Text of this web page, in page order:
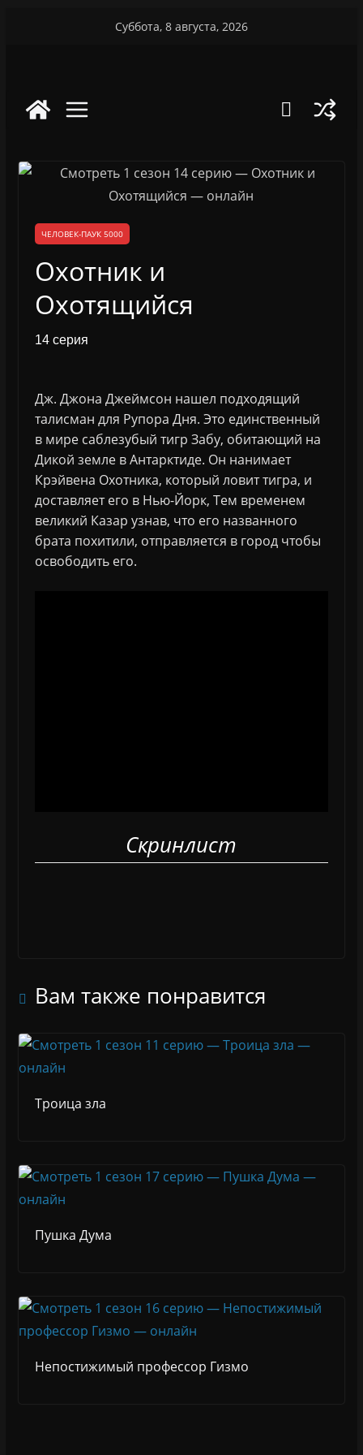
Суббота, 8 августа, 2026
ЧЕЛОВЕК-ПАУК 5000
Охотник и
Охотящийся
14 серия
Дж. Джона Джеймсон нашел подходящий
талисман для Рупора Дня. Это единственный
в мире саблезубый тигр Забу, обитающий на
Дикой земле в Антарктиде. Он нанимает
Крэйвена Охотника, который ловит тигра, и
доставляет его в Нью-Йорк, Тем временем
великий Казар узнав, что его названного
брата похитили, отправляется в город чтобы
освободить его.
Скринлист
Вам также понравится
Троица зла
Пушка Дума
Непостижимый профессор Гизмо